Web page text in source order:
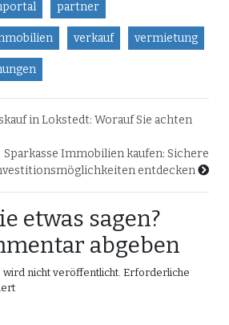
partner
verkauf vermietung
in Lokstedt: Worauf Sie achten
Sparkasse Immobilien kaufen: Sichere
entdecken
etwas sagen?
abgeben
nicht veröffentlicht. Erforderliche